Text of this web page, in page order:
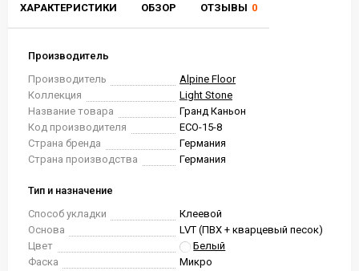
ХАРАКТЕРИСТИКИ ОБЗОР ОТЗЫВЫ 0
Производитель
Производитель
Alpine Floor
Коллекция
Light Stone
Название товара
Гранд Каньон
Код производителя
ECO-15-8
Страна бренда
Германия
Страна производства
Германия
Тип и назначение
Способ укладки
Клеевой
Основа
LVT (ПВХ + кварцевый песок)
Цвет
Белый
Фаска
Микро